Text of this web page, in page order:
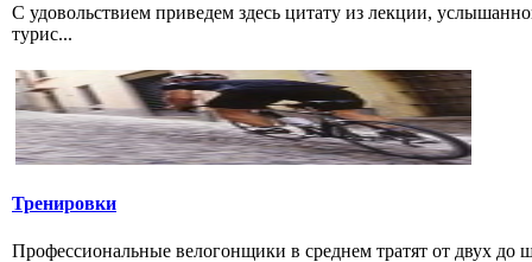
С удовольствием приведем здесь цитату из лекции,
турис...
Тренировки
Профессиональные велогонщики в среднем тратят от двух до